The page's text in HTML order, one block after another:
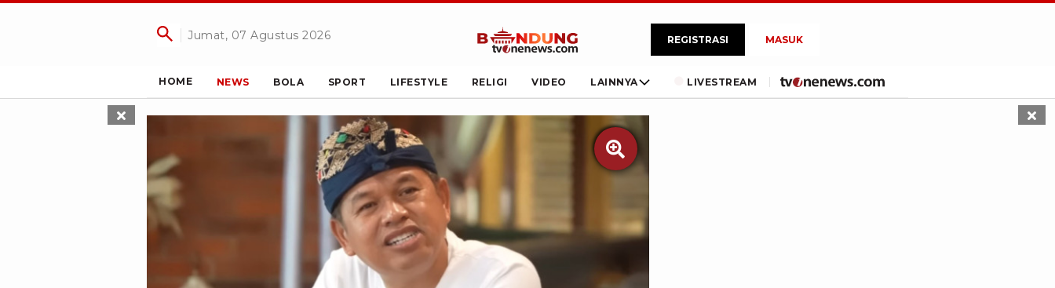
Jumat, 07 Agustus 2026 REGISTRASI MASUK
HOME NEWS BOLA SPORT LIFESTYLE RELIGI VIDEO LAINNYA LIVESTREAM
